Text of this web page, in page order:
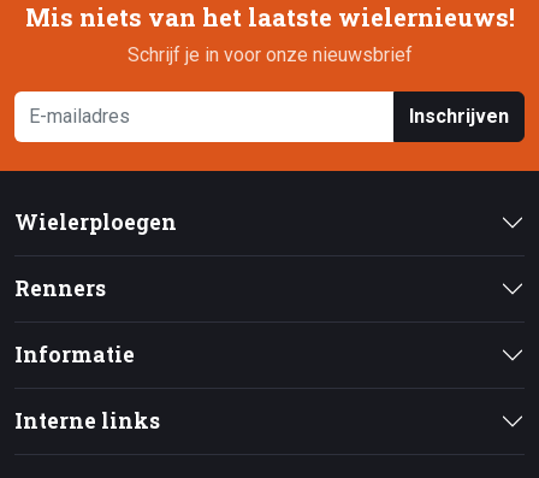
Mis niets van het laatste wielernieuws!
Schrijf je in voor onze nieuwsbrief
Inschrijven
Wielerploegen
Renners
Informatie
Interne links